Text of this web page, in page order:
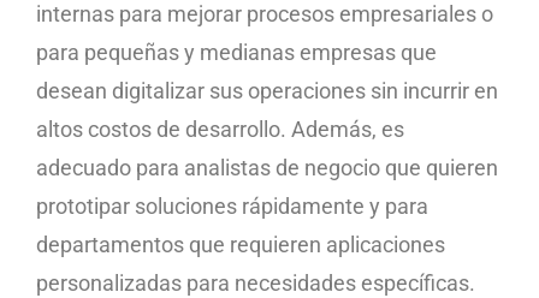
internas para mejorar procesos empresariales o
para pequeñas y medianas empresas que
desean digitalizar sus operaciones sin incurrir en
altos costos de desarrollo. Además, es
adecuado para analistas de negocio que quieren
prototipar soluciones rápidamente y para
departamentos que requieren aplicaciones
personalizadas para necesidades específicas.